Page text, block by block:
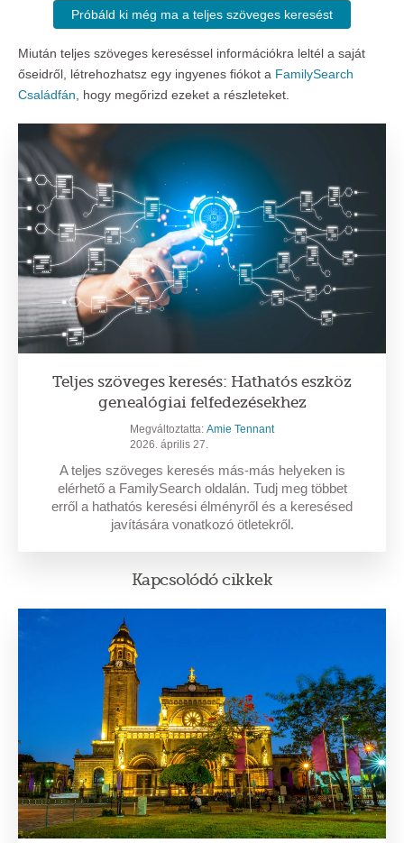
Próbáld ki még ma a teljes szöveges keresést
Miután teljes szöveges kereséssel információkra leltél a saját
őseidről, létrehozhatsz egy ingyenes fiókot a FamilySearch
Családfán, hogy megőrizd ezeket a részleteket.
Teljes szöveges keresés: Hathatós eszköz
genealógiai felfedezésekhez
Megváltoztatta: Amie Tennant
2026. április 27.
A teljes szöveges keresés más-más helyeken is
elérhető a FamilySearch oldalán. Tudj meg többet
erről a hathatós keresési élményről és a keresésed
javítására vonatkozó ötletekről.
Kapcsolódó cikkek